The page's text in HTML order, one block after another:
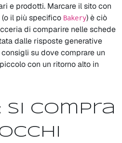
e prodotti. Marcare il sito con
(o il più specifico Bakery) è ciò
di comparire nelle schede
dalle risposte generative
su dove comprare un
con un ritorno alto in
si compra